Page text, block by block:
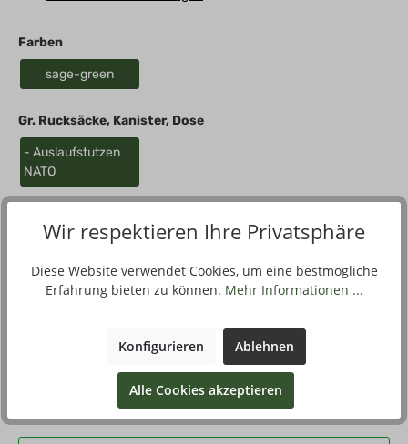
Farben
sage-green
Gr. Rucksäcke, Kanister, Dose
- Auslaufstutzen
NATO
Beschreibung
Der Ausgießer ist tropffrei und dicht mit dem Kanister
Filter
Wir respektieren Ihre Privatsphäre
Diese Website verwendet Cookies, um eine bestmögliche
Erfahrung bieten zu können. Mehr Informationen ...
Konfigurieren Ablehnen
Alle Cookies akzeptieren